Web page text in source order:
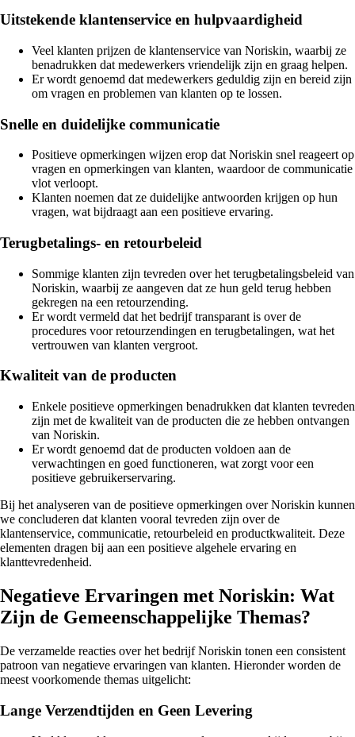
Uitstekende klantenservice en hulpvaardigheid
Veel klanten prijzen de klantenservice van Noriskin, waarbij ze
benadrukken dat medewerkers vriendelijk zijn en graag helpen.
Er wordt genoemd dat medewerkers geduldig zijn en bereid zijn
om vragen en problemen van klanten op te lossen.
Snelle en duidelijke communicatie
Positieve opmerkingen wijzen erop dat Noriskin snel reageert op
vragen en opmerkingen van klanten, waardoor de communicatie
vlot verloopt.
Klanten noemen dat ze duidelijke antwoorden krijgen op hun
vragen, wat bijdraagt aan een positieve ervaring.
Terugbetalings- en retourbeleid
Sommige klanten zijn tevreden over het terugbetalingsbeleid van
Noriskin, waarbij ze aangeven dat ze hun geld terug hebben
gekregen na een retourzending.
Er wordt vermeld dat het bedrijf transparant is over de
procedures voor retourzendingen en terugbetalingen, wat het
vertrouwen van klanten vergroot.
Kwaliteit van de producten
Enkele positieve opmerkingen benadrukken dat klanten tevreden
zijn met de kwaliteit van de producten die ze hebben ontvangen
van Noriskin.
Er wordt genoemd dat de producten voldoen aan de
verwachtingen en goed functioneren, wat zorgt voor een
positieve gebruikerservaring.
Bij het analyseren van de positieve opmerkingen over Noriskin kunnen
we concluderen dat klanten vooral tevreden zijn over de
klantenservice, communicatie, retourbeleid en productkwaliteit. Deze
elementen dragen bij aan een positieve algehele ervaring en
klanttevredenheid.
Negatieve Ervaringen met Noriskin: Wat
Zijn de Gemeenschappelijke Themas?
De verzamelde reacties over het bedrijf Noriskin tonen een consistent
patroon van negatieve ervaringen van klanten. Hieronder worden de
meest voorkomende themas uitgelicht:
Lange Verzendtijden en Geen Levering